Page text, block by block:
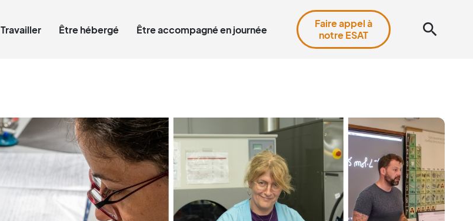
Travailler Être hébergé Être accompagné en journée
Faire appel à
notre ESAT
search